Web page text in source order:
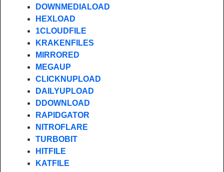
DOWNMEDIALOAD
HEXLOAD
1CLOUDFILE
KRAKENFILES
MIRRORED
MEGAUP
CLICKNUPLOAD
DAILYUPLOAD
DDOWNLOAD
RAPIDGATOR
NITROFLARE
TURBOBIT
HITFILE
KATFILE